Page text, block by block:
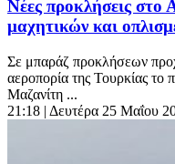
Νέες προκλήσεις στο
μαχητικών και
Σε μπαράζ προκλήσεων
αεροπορία της Τουρκίας το
Μαζανίτη ...
21:18 | Δευτέρα 25 Μαΐου